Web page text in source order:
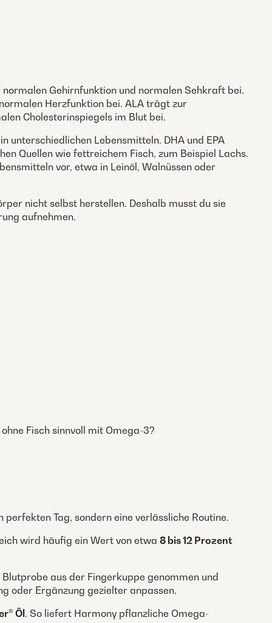
Gehirnfunktion und normalen Sehkraft bei.
Herzfunktion bei. ALA trägt zur
Cholesterinspiegels im Blut bei.
unterschiedlichen Lebensmitteln. DHA und EPA
Quellen wie fettreichem Fisch, zum Beispiel Lachs.
vor, etwa in Leinöl, Walnüssen oder
nicht selbst herstellen. Deshalb musst du sie
aufnehmen.
Fisch sinnvoll mit Omega-3?
Tag, sondern eine verlässliche Routine.
wird häufig ein Wert von etwa 8 bis 12 Prozent
aus der Fingerkuppe genommen und
oder Ergänzung gezielter anpassen.
Öl . So liefert Harmony pflanzliche Omega-